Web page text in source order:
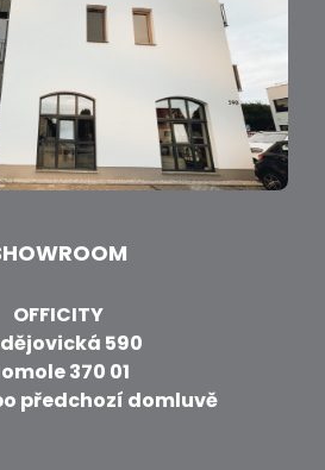
OFFICITY
590
370 01
předchozí domluvě